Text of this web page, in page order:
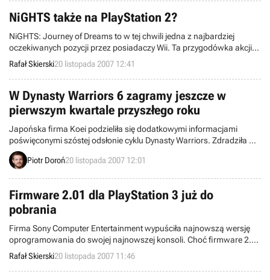
przenoszenia gry z automatów na PlayStation 3.
NiGHTS także na PlayStation 2?
NiGHTS: Journey of Dreams to w tej chwili jedna z najbardziej
oczekiwanych pozycji przez posiadaczy Wii. Ta przygodówka akcji,
będąca sequelem pierwszej części wydanej w 1996 roku na
Saturna, ma ukazać się na Starym Kontynencie w styczniu
przyszłego roku. Wygląda na to, że to nie jedyna odsłona NiGHTS, w
jaką będziemy mogli zagrać.
Rafał Skierski20 listopada 2007 12:41
W Dynasty Warriors 6 zagramy jeszcze w
pierwszym kwartale przyszłego roku
Japońska firma Koei podzieliła się dodatkowymi informacjami
poświęconymi szóstej odsłonie cyklu Dynasty Warriors. Zdradziła w
ten sposób daty amerykańskiej oraz europejskiej premiery
najnowszej produkcji studia Omega Force.
Piotr Doroń20 listopada 2007 12:01
Firmware 2.01 dla PlayStation 3 już do
pobrania
Firma Sony Computer Entertainment wypuściła najnowszą wersję
oprogramowania do swojej najnowszej konsoli. Choć firmware 2.0
jest dostępny niecałe dwa tygodnie, przyniósł ze sobą sporo
niedoróbek, które 2.01 ma właśnie naprawić.
Rafał Skierski20 listopada 2007 11:46